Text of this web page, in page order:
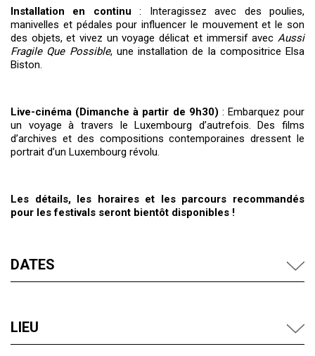
Installation en continu : Interagissez avec des poulies,
manivelles et pédales pour influencer le mouvement et le son
des objets, et vivez un voyage délicat et immersif avec Aussi
Fragile Que Possible, une installation de la compositrice Elsa
Biston.
Live-cinéma (Dimanche à partir de 9h30) : Embarquez pour
un voyage à travers le Luxembourg d’autrefois. Des films
d’archives et des compositions contemporaines dressent le
portrait d’un Luxembourg révolu.
Les détails, les horaires et les parcours recommandés
pour les festivals seront bientôt disponibles !
DATES
LIEU